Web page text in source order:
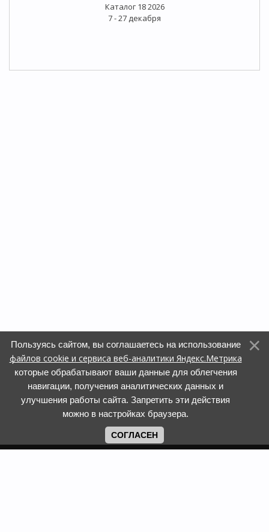
Каталог 18 2026
7 - 27 декабря
Пользуясь сайтом, вы соглашаетесь на использование
файлов cookie и сервиса веб-аналитики Яндекс.Метрика
которые обрабатывают ваши данные для облегчения
навигации, получения аналитических данных и
улучшения работы сайта. Запретить эти действия
можно в настройках браузера.
СОГЛАСЕН